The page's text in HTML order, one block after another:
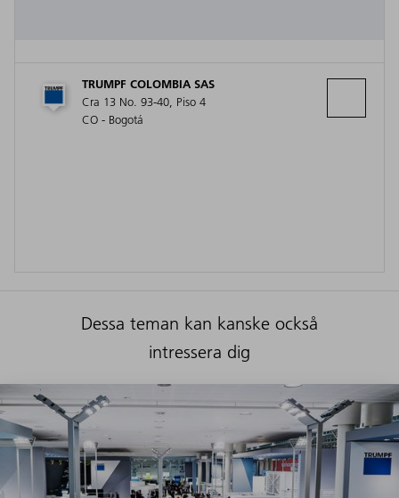
TRUMPF COLOMBIA SAS
Cra 13 No. 93-40, Piso 4
CO - Bogotá
Dessa teman kan kanske också
intressera dig